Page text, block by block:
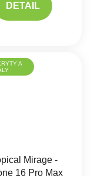
DETAIL
A
Mirage -
16 Pro Max